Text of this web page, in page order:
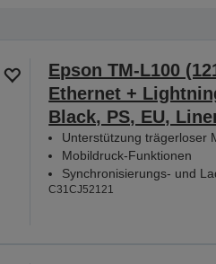
Epson TM-L100
Ethernet +
Black, PS, EU,
Unterstützung trägerloser
Mobildruck-Funktionen
Synchronisierungs- und
C31CJ52121